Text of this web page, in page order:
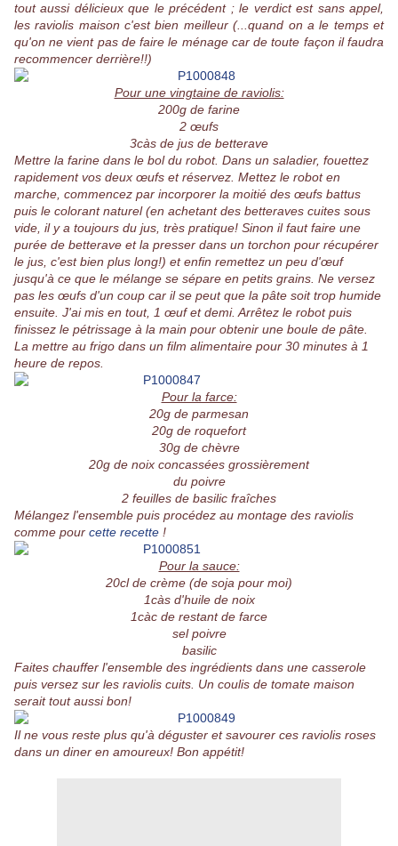
tout aussi délicieux que le précédent ; le verdict est sans appel,
les raviolis maison c'est bien meilleur (...quand on a le temps et
qu'on ne vient pas de faire le ménage car de toute façon il faudra
recommencer derrière!!)
Pour une vingtaine de raviolis:
200g de farine
2 œufs
3càs de jus de betterave
Mettre la farine dans le bol du robot. Dans un saladier, fouettez
rapidement vos deux œufs et réservez. Mettez le robot en
marche, commencez par incorporer la moitié des œufs battus
puis le colorant naturel (en achetant des betteraves cuites sous
vide, il y a toujours du jus, très pratique! Sinon il faut faire une
purée de betterave et la presser dans un torchon pour récupérer
le jus, c'est bien plus long!) et enfin remettez un peu d'œuf
jusqu'à ce que le mélange se sépare en petits grains. Ne versez
pas les œufs d'un coup car il se peut que la pâte soit trop humide
ensuite. J'ai mis en tout, 1 œuf et demi. Arrêtez le robot puis
finissez le pétrissage à la main pour obtenir une boule de pâte.
La mettre au frigo dans un film alimentaire pour 30 minutes à 1
heure de repos.
Pour la farce:
20g de parmesan
20g de roquefort
30g de chèvre
20g de noix concassées grossièrement
du poivre
2 feuilles de basilic fraîches
Mélangez l'ensemble puis procédez au montage des raviolis
comme pour cette recette !
Pour la sauce:
20cl de crème (de soja pour moi)
1càs d'huile de noix
1càc de restant de farce
sel poivre
basilic
Faites chauffer l'ensemble des ingrédients dans une casserole
puis versez sur les raviolis cuits. Un coulis de tomate maison
serait tout aussi bon!
Il ne vous reste plus qu'à déguster et savourer ces raviolis roses
dans un diner en amoureux! Bon appétit!